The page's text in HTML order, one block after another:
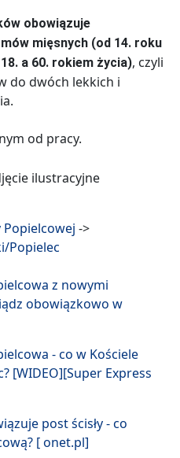
obowiązuje
mięsnych (od 14. roku
a 60. rokiem życia), czyli
do dwóch lekkich i
od pracy.
->
Popielec
z nowymi
obowiązkowo w
- co w Kościele
[WIDEO][Super Express
post ścisły - co
[ onet.pl]